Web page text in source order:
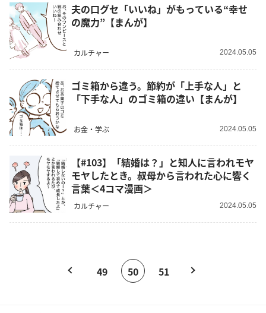
夫の口グセ「いいね」がもっている“幸せ
の魔力”【まんが】
カルチャー 2024.05.05
ゴミ箱から違う。節約が「上手な人」と
「下手な人」のゴミ箱の違い【まんが】
お金・学ぶ 2024.05.05
【#103】「結婚は？」と知人に言われモヤ
モヤしたとき。叔母から言われた心に響く
言葉＜4コマ漫画＞
カルチャー 2024.05.05
49 50 51